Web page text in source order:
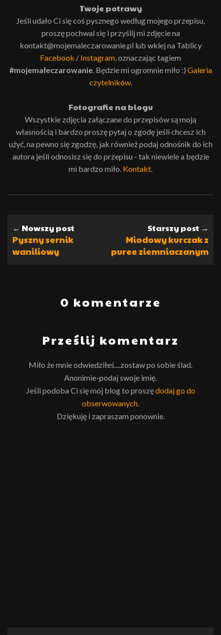
Twoje potrawy
Jeśli udało Ci się coś pysznego według mojego przepisu,
proszę pochwal się i przyślij mi zdjęcie na
kontakt@mojemaleczarowanie.pl lub wklej na Tablicy
Facebook / Instagram, oznaczając tagiem
#mojemałeczarowanie. Będzie mi ogromnie miło :) Galeria
czytelników.
Fotografie na blogu
Wszystkie zdjęcia załączane do przepisów są moją
własnością i bardzo proszę pytaj o zgodę jeśli chcesz ich
użyć, na pewno się zgodzę, jak również podaj odnośnik do ich
autora jeśli odnosisz się do przepisu - tak niewiele a będzie
mi bardzo miło. Kontakt.
← Nowszy post
Pyszny sernik
waniliowy
Starszy post →
Miodowy kurczak z
puree ziemniaczanym
0 komentarze
Prześlij komentarz
Miło że mnie odwiedziłeś....zostaw po sobie ślad.
Anonimie-podaj swoje imię.
Jeśli podoba Ci się mój blog to proszędodaj go do
obserwowanych.
Dziękuję i zapraszam ponownie.